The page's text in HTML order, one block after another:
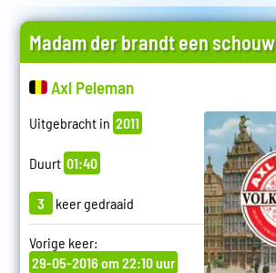
Madam der brandt een schouw
Axl Peleman
Uitgebracht in 2011
Duurt 01:40
3 keer gedraaid
Vorige keer:
29-05-2016 om 22:10 uur